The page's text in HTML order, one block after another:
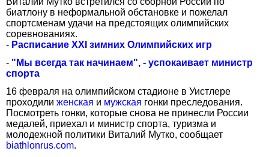
биатлону в неформальной обстановке и пожелал
спортсменам удачи на предстоящих олимпийских
соревнованиях.
- Расписание XXI зимних Олимпийских игр
- "Мы всегда так начинаем", - успокаивает министр
спорта
16 февраля на олимпийском стадионе в Уистлере
проходили женская и мужская гонки преследования.
Посмотреть гонки, которые снова не принесли России
медалей, приехал и министр спорта, туризма и
молодежной политики Виталий Мутко, сообщает
biathlonrus.com.